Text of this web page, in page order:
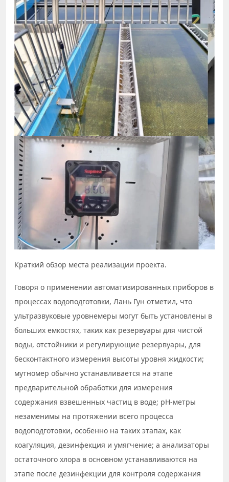
Краткий обзор места реализации проекта.
Говоря о применении автоматизированных приборов в
процессах водоподготовки, Лань Гун отметил, что
ультразвуковые уровнемеры могут быть установлены в
больших емкостях, таких как резервуары для чистой
воды, отстойники и регулирующие резервуары, для
бесконтактного измерения высоты уровня жидкости;
мутномер обычно устанавливается на этапе
предварительной обработки для измерения
содержания взвешенных частиц в воде; pH-метры
незаменимы на протяжении всего процесса
водоподготовки, особенно на таких этапах, как
коагуляция, дезинфекция и умягчение; а анализаторы
остаточного хлора в основном устанавливаются на
этапе после дезинфекции для контроля содержания